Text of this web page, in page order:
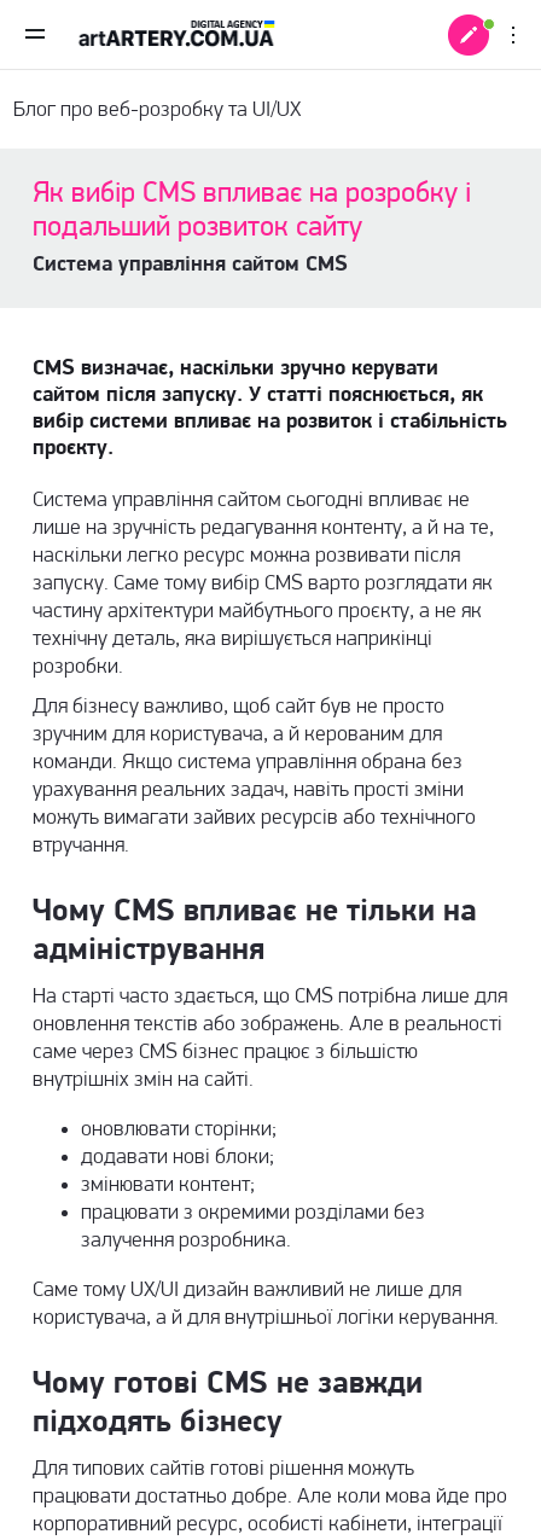
Блог про веб-розробку та UI/UX
Як вибір CMS впливає на розробку і
подальший розвиток сайту
Система управління сайтом CMS
CMS визначає, наскільки зручно керувати
сайтом після запуску. У статті пояснюється, як
вибір системи впливає на розвиток і стабільність
проєкту.
Система управління сайтом сьогодні впливає не
лише на зручність редагування контенту, а й на те,
наскільки легко ресурс можна розвивати після
запуску. Саме тому вибір CMS варто розглядати як
частину архітектури майбутнього проєкту, а не як
технічну деталь, яка вирішується наприкінці
розробки.
Для бізнесу важливо, щоб сайт був не просто
зручним для користувача, а й керованим для
команди. Якщо система управління обрана без
урахування реальних задач, навіть прості зміни
можуть вимагати зайвих ресурсів або технічного
втручання.
Чому CMS впливає не тільки на
адміністрування
На старті часто здається, що CMS потрібна лише для
оновлення текстів або зображень. Але в реальності
саме через CMS бізнес працює з більшістю
внутрішніх змін на сайті.
оновлювати сторінки;
додавати нові блоки;
змінювати контент;
працювати з окремими розділами без
залучення розробника.
Саме тому UX/UI дизайн важливий не лише для
користувача, а й для внутрішньої логіки керування.
Чому готові CMS не завжди
підходять бізнесу
Для типових сайтів готові рішення можуть
працювати достатньо добре. Але коли мова йде про
корпоративний ресурс, особисті кабінети, інтеграції